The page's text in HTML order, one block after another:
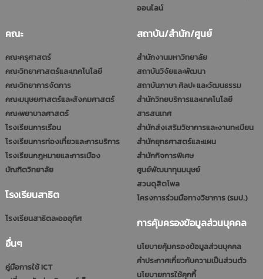
ออนไลน์
คณะ
คณะครุศาสตร์
คณะวิทยาศาสตร์และเทคโนโลยี
คณะวิทยาการจัดการ
คณะมนุษยศาสตร์และสังคมศาสตร์
คณะพยาบาลศาสตร์
โรงเรียนการเรือน
โรงเรียนการท่องเที่ยวและการบริการ
โรงเรียนกฎหมายและการเมือง
บัณฑิตวิทยาลัย
โรงเรียนสาธิต
โรงเรียนสาธิตละอออุทิศ
อื่นๆ
คู่มือการใช้ ICT
สถาบัน/สำนัก/ศูนย์
สำนักงานมหาวิทยาลัย
สถาบันวิจัยและพัฒนา
สถาบันภาษา ศิลปะ และวัฒนธรรม
สำนักวิทยบริการและเทคโนโลยี
สารสนเทศ
สำนักส่งเสริมวิชาการและงานทะเบียน
สำนักยุทธศาสตร์และแผน
สำนักกิจการพิเศษ
ศูนย์พัฒนาทุนมนุษย์
สวนดุสิตโพล
โครงการร่วมมือทางวิชาการ (รมป.)
การคุ้มครองข้อมูลส่วนบุคคล
นโยบายคุ้มครองข้อมูลส่วนบุคคล
คำประกาศเกี่ยวกับความเป็นส่วนตัว
นโยบายการใช้คุกกี้